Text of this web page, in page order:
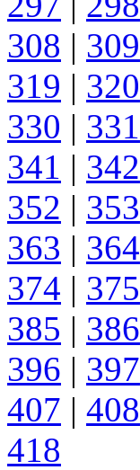
308 | 309
319 | 320
330 | 331
341 | 342
352 | 353
363 | 364
374 | 375
385 | 386
396 | 397
407 | 408
418